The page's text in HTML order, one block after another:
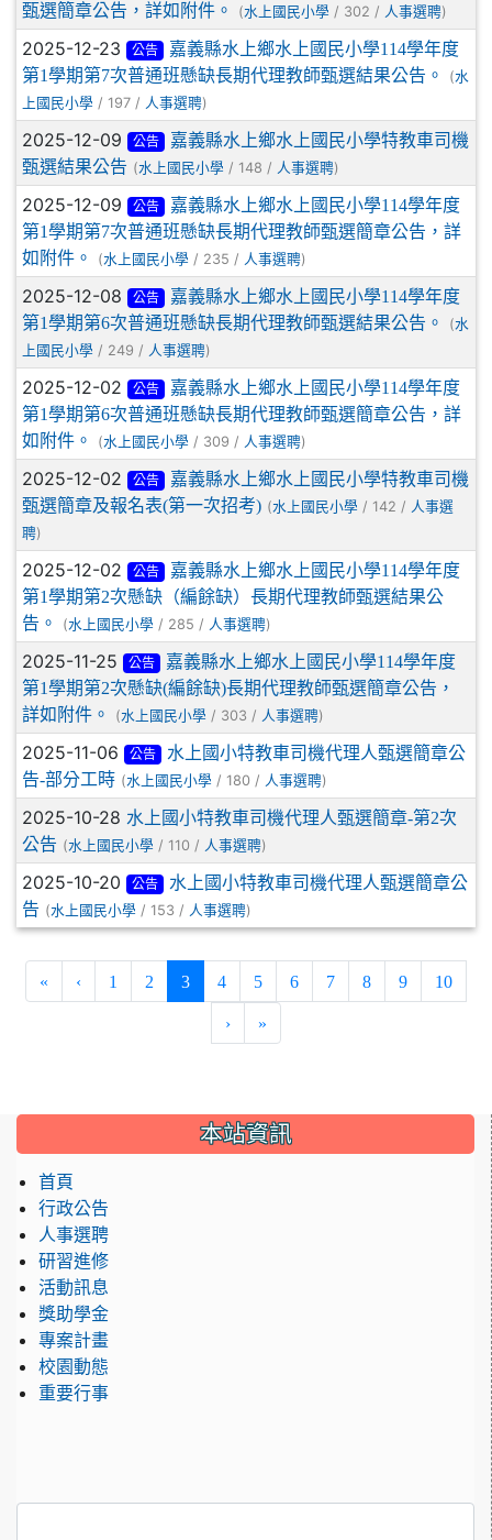
甄選簡章公告，詳如附件。
(水上國民小學 / 302 / 人事選聘)
2025-12-23 公告
嘉義縣水上鄉水上國民小學114學年度
第1學期第7次普通班懸缺長期代理教師甄選結果公告。
(水
上國民小學 / 197 / 人事選聘)
2025-12-09 公告
嘉義縣水上鄉水上國民小學特教車司機
甄選結果公告 (水上國民小學 / 148 / 人事選聘)
2025-12-09 公告
嘉義縣水上鄉水上國民小學114學年度
第1學期第7次普通班懸缺長期代理教師甄選簡章公告，詳
如附件。
(水上國民小學 / 235 / 人事選聘)
2025-12-08 公告
嘉義縣水上鄉水上國民小學114學年度
第1學期第6次普通班懸缺長期代理教師甄選結果公告。
(水
上國民小學 / 249 / 人事選聘)
2025-12-02 公告
嘉義縣水上鄉水上國民小學114學年度
第1學期第6次普通班懸缺長期代理教師甄選簡章公告，詳
如附件。
(水上國民小學 / 309 / 人事選聘)
2025-12-02 公告
嘉義縣水上鄉水上國民小學特教車司機
甄選簡章及報名表(第一次招考) (水上國民小學 / 142 / 人事選
聘)
2025-12-02 公告
嘉義縣水上鄉水上國民小學114學年度
第1學期第2次懸缺（編餘缺）長期代理教師甄選結果公
告。
(水上國民小學 / 285 / 人事選聘)
2025-11-25 公告
嘉義縣水上鄉水上國民小學114學年度
第1學期第2次懸缺(編餘缺)長期代理教師甄選簡章公告，
詳如附件。
(水上國民小學 / 303 / 人事選聘)
2025-11-06 公告
水上國小特教車司機代理人甄選簡章公
告-部分工時 (水上國民小學 / 180 / 人事選聘)
2025-10-28 水上國小特教車司機代理人甄選簡章-第2次
公告 (水上國民小學 / 110 / 人事選聘)
2025-10-20 公告
水上國小特教車司機代理人甄選簡章公
告 (水上國民小學 / 153 / 人事選聘)
« ‹ 1 2 3(current)
4 5 6 7 8 9 10
› »
::: 本站資訊
首頁
行政公告
人事選聘
研習進修
活動訊息
獎助學金
專案計畫
校園動態
重要行事